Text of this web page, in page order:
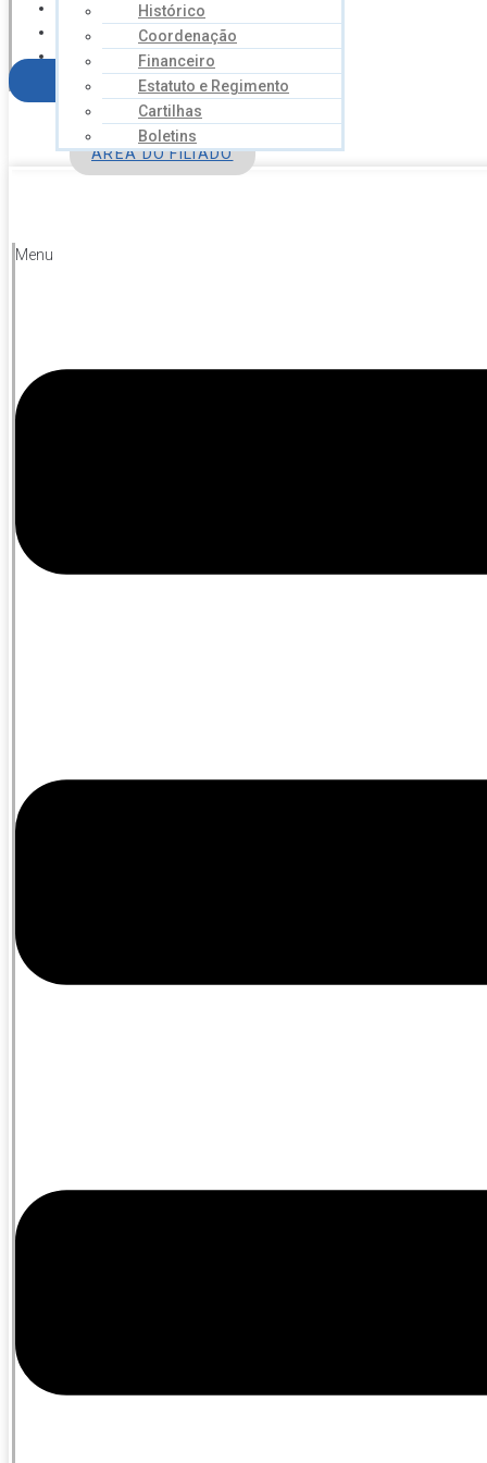
Histórico
Coordenação
Financeiro
Estatuto e Regimento
Cartilhas
Boletins
NOTÍCIAS
SERVIÇOS
AGENDA
CONTATO
FILIE-SE
ÁREA DO FILIADO
Menu